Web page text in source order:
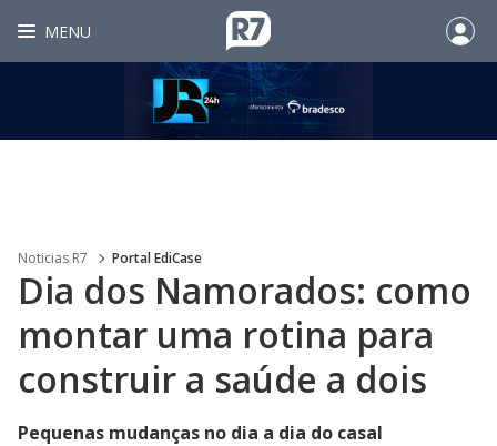
MENU
Noticias R7 Portal EdiCase
Dia dos Namorados: como
montar uma rotina para
construir a saúde a dois
Pequenas mudanças no dia a dia do casal